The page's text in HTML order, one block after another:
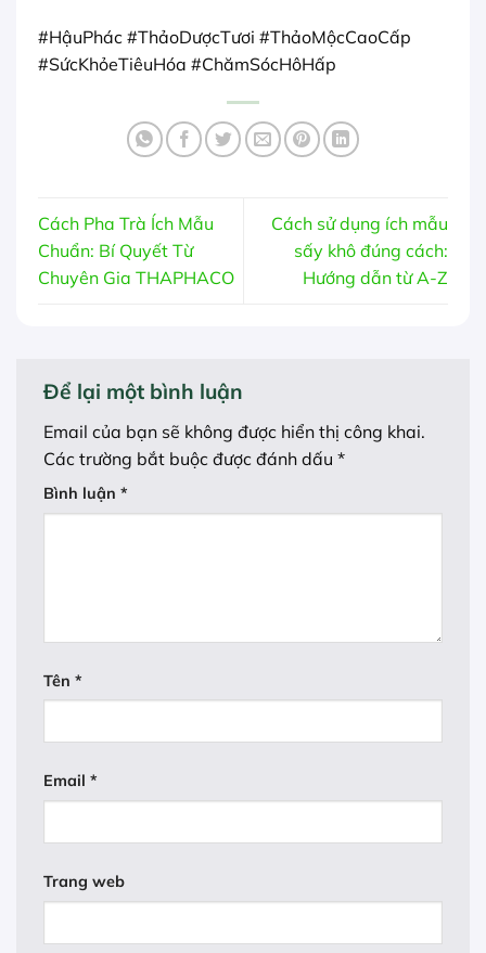
#HậuPhác #ThảoDượcTươi #ThảoMộcCaoCấp
#SứcKhỏeTiêuHóa #ChămSócHôHấp
Cách Pha Trà Ích Mẫu
Chuẩn: Bí Quyết Từ
Chuyên Gia THAPHACO
Cách sử dụng ích mẫu
sấy khô đúng cách:
Hướng dẫn từ A-Z
Để lại một bình luận
Email của bạn sẽ không được hiển thị công khai.
Các trường bắt buộc được đánh dấu *
Bình luận *
Tên *
Email *
Trang web